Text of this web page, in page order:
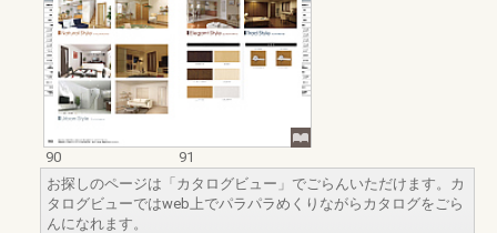
90
91
お探しのページは「カタログビュー」でごらんいただけます。カ
タログビューではweb上でパラパラめくりながらカタログをごら
んになれます。